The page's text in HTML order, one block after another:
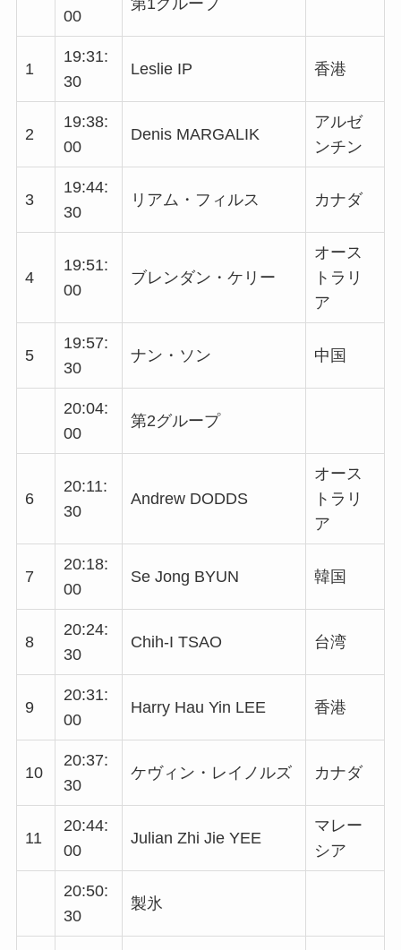
00
第1グループ
1
19:31:
30
Leslie IP 香港
2
19:38:
00
Denis MARGALIK
アルゼ
ンチン
3
19:44:
30
リアム・フィルス カナダ
4
19:51:
00
ブレンダン・ケリー
オース
トラリ
ア
5
19:57:
30
ナン・ソン 中国
20:04:
00
第2グループ
6
20:11:
30
Andrew DODDS
オース
トラリ
ア
7
20:18:
00
Se Jong BYUN 韓国
8
20:24:
30
Chih-I TSAO 台湾
9
20:31:
00
Harry Hau Yin LEE 香港
10
20:37:
30
ケヴィン・レイノルズ カナダ
11
20:44:
00
Julian Zhi Jie YEE
マレー
シア
20:50:
30
製氷